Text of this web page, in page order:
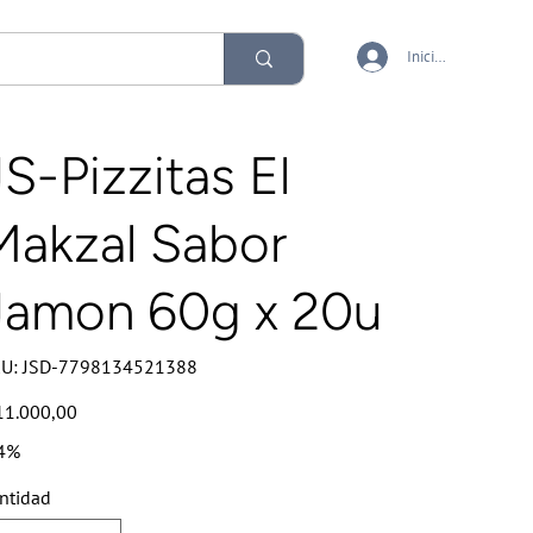
Iniciar sesión
Pizzitas El
Sabor
60g x 20u
SKU
JSD-
JSD-7798134521388